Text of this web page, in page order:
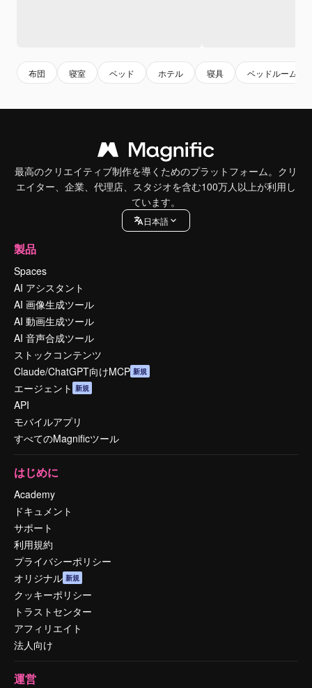
布団 寝室 ベッド ホテル 寝具 ベッドルーム
最高のクリエイティブ制作を導くためのプラットフォーム。クリ
エイター、企業、代理店、スタジオを含む100万人以上が利用し
ています。
日本語
製品
Spaces
AI アシスタント
AI 画像生成ツール
AI 動画生成ツール
AI 音声合成ツール
ストックコンテンツ
Claude/ChatGPT向けMCP 新規
エージェント 新規
API
モバイルアプリ
すべてのMagnificツール
はじめに
Academy
ドキュメント
サポート
利用規約
プライバシーポリシー
オリジナル 新規
クッキーポリシー
トラストセンター
アフィリエイト
法人向け
運営